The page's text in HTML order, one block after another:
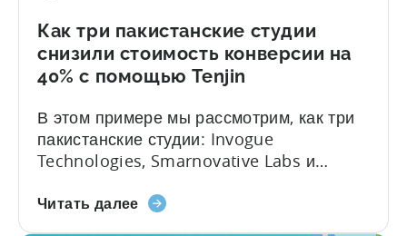
Tenjin»
—
кейс-
Fusee
Как три пакистанские студии
снизили стоимость конверсии на
40% с помощью Tenjin
В этом примере мы рассмотрим, как три
пакистанские студии: Invogue
Technologies, Smarnovative Labs и
объединенную сделку Tenjin для
Читать далеео